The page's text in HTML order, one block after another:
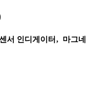
서 인디게이터,
마그네